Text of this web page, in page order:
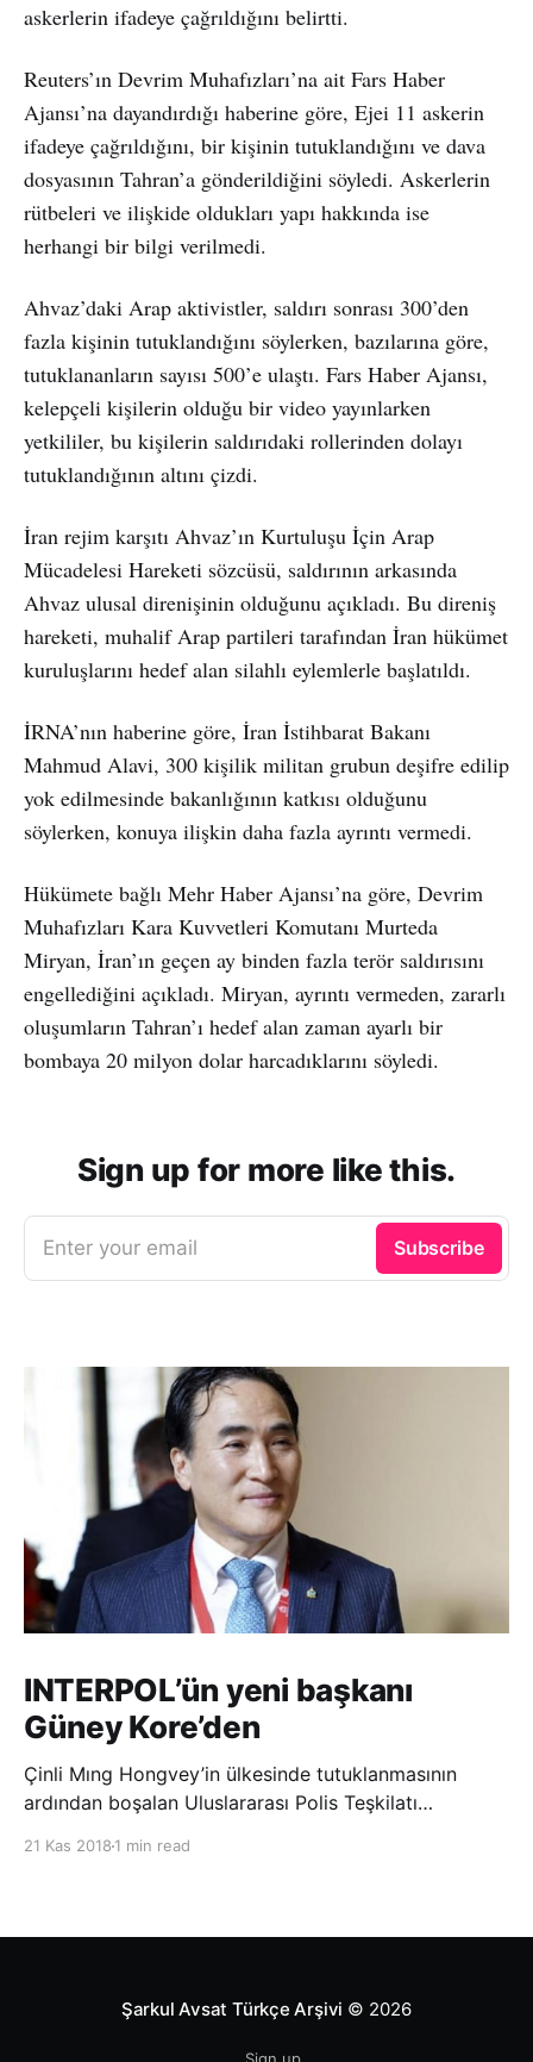
askerlerin ifadeye çağrıldığını belirtti.
Reuters’ın Devrim Muhafızları’na ait Fars Haber
Ajansı’na dayandırdığı haberine göre, Ejei 11 askerin
ifadeye çağrıldığını, bir kişinin tutuklandığını ve dava
dosyasının Tahran’a gönderildiğini söyledi. Askerlerin
rütbeleri ve ilişkide oldukları yapı hakkında ise
herhangi bir bilgi verilmedi.
Ahvaz’daki Arap aktivistler, saldırı sonrası 300’den
fazla kişinin tutuklandığını söylerken, bazılarına göre,
tutuklananların sayısı 500’e ulaştı. Fars Haber Ajansı,
kelepçeli kişilerin olduğu bir video yayınlarken
yetkililer, bu kişilerin saldırıdaki rollerinden dolayı
tutuklandığının altını çizdi.
İran rejim karşıtı Ahvaz’ın Kurtuluşu İçin Arap
Mücadelesi Hareketi sözcüsü, saldırının arkasında
Ahvaz ulusal direnişinin olduğunu açıkladı. Bu direniş
hareketi, muhalif Arap partileri tarafından İran hükümet
kuruluşlarını hedef alan silahlı eylemlerle başlatıldı.
İRNA’nın haberine göre, İran İstihbarat Bakanı
Mahmud Alavi, 300 kişilik militan grubun deşifre edilip
yok edilmesinde bakanlığının katkısı olduğunu
söylerken, konuya ilişkin daha fazla ayrıntı vermedi.
Hükümete bağlı Mehr Haber Ajansı’na göre, Devrim
Muhafızları Kara Kuvvetleri Komutanı Murteda
Miryan, İran’ın geçen ay binden fazla terör saldırısını
engellediğini açıkladı. Miryan, ayrıntı vermeden, zararlı
oluşumların Tahran’ı hedef alan zaman ayarlı bir
bombaya 20 milyon dolar harcadıklarını söyledi.
Sign up for more like this.
Enter your email Subscribe
INTERPOL’ün yeni başkanı
Güney Kore’den
Çinli Mıng Hongvey’in ülkesinde tutuklanmasının
ardından boşalan Uluslararası Polis Teşkilatı
21 Kas 2018 1 min read
Şarkul Avsat Türkçe Arşivi © 2026